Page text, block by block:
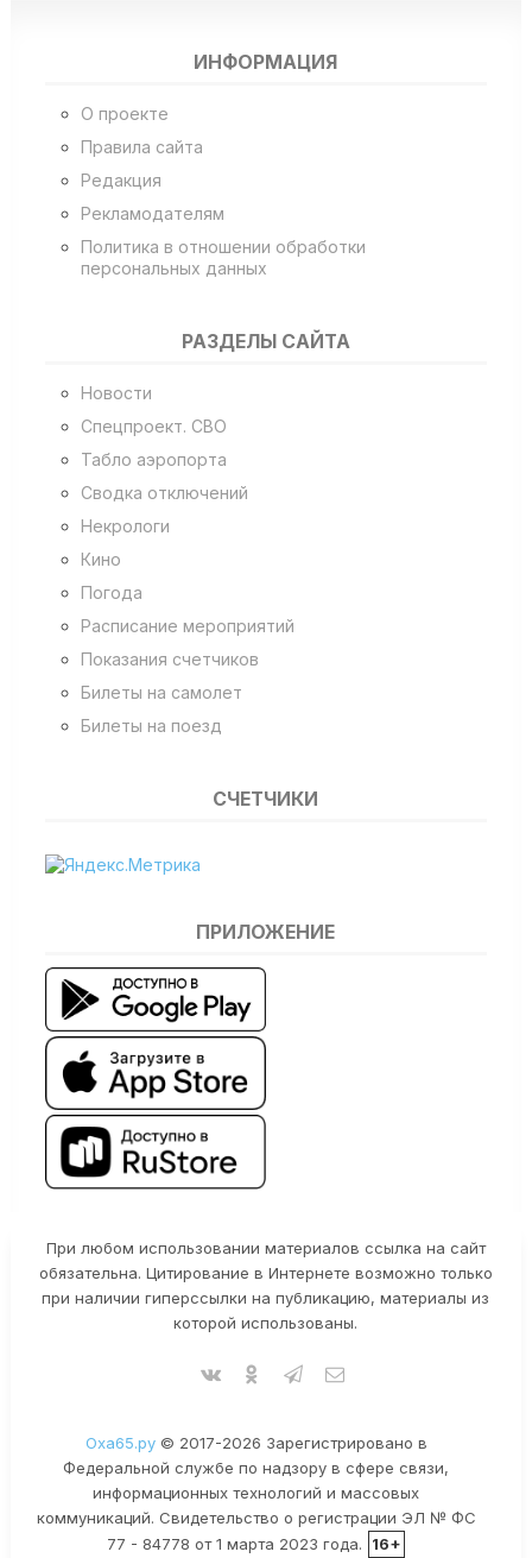
ИНФОРМАЦИЯ
О проекте
Правила сайта
Редакция
Рекламодателям
Политика в отношении обработки
персональных данных
РАЗДЕЛЫ САЙТА
Новости
Спецпроект. СВО
Табло аэропорта
Сводка отключений
Некрологи
Кино
Погода
Расписание мероприятий
Показания счетчиков
Билеты на самолет
Билеты на поезд
СЧЕТЧИКИ
ПРИЛОЖЕНИЕ
При любом использовании материалов ссылка на сайт
обязательна. Цитирование в Интернете возможно только
при наличии гиперссылки на публикацию, материалы из
которой использованы.
Оха65.ру© 2017-2026 Зарегистрировано в
Федеральной службе по надзору в сфере связи,
информационных технологий и массовых
коммуникаций. Свидетельство о регистрации ЭЛ № ФС
77 - 84778 от 1 марта 2023 года.
16+